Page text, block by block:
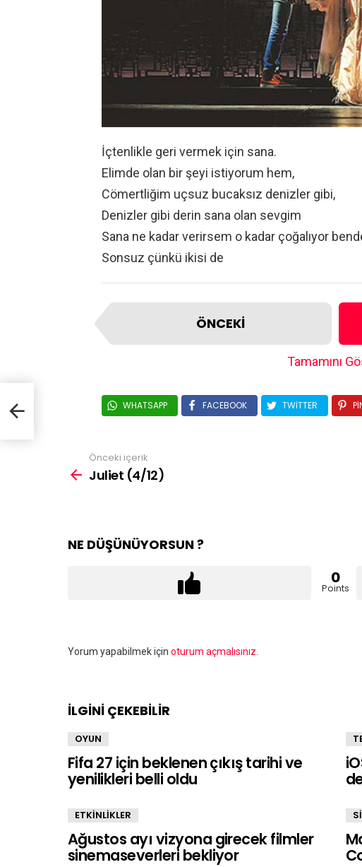
İçtenlikle geri vermek için sana.
Elimde olan bir şeyi istiyorum hem,
Cömertliğim uçsuz bucaksız denizler gibi,
Denizler gibi derin sana olan sevgim
Sana ne kadar verirsem o kadar çoğalıyor
Sonsuz çünkü ikisi de
ÖNCEKI
Tamamını
WHATSAPP FACEBOOK TWITTER
Önceki içerik
Juliet (4/12)
NE DÜŞÜNÜYORSUN ?
0
Points
Bir
Yorum yapabilmek için oturum açmalısınız
İLGİNİ ÇEKEBİLİR
OYUN
Fifa 27 için beklenen çıkış tarihi ve
yenilikleri belli oldu
ETKİNLİKLER
Ağustos ayı vizyona girecek filmler
sinemaseverleri bekliyor